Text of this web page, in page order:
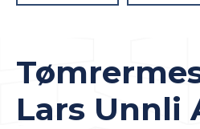
Lars Unnli